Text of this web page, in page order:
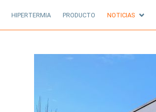
HIPERTERMIA PRODUCTO NOTICIAS